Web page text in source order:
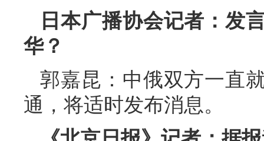
日本广播协会记者：发
华？
郭嘉昆：中俄双方一直
通，将适时发布消息。